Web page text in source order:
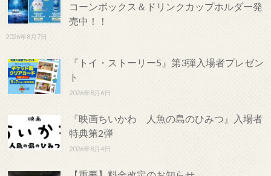
コーンボックス＆ドリンクカップホルダー発
売中！！
2026年8月7日
『トイ・ストーリー5』第3弾入場者プレゼン
ト
2026年8月6日
『映画ちいかわ 人魚の島のひみつ』入場者
特典第2弾
2026年8月4日